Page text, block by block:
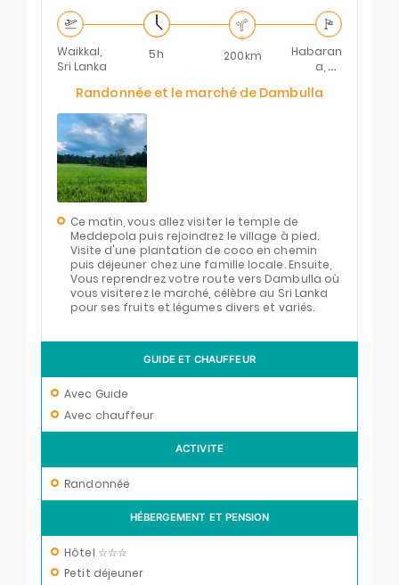
5h 200km
Waikkal,
Sri Lanka
Habaran
a, Sri
Randonnée et le marché de Dambulla
Ce matin, vous allez visiter le temple de
Meddepola puis rejoindrez le village à pied.
Visite d'une plantation de coco en chemin
puis déjeuner chez une famille locale. Ensuite,
Vous reprendrez votre route vers Dambulla où
vous visiterez le marché, célèbre au Sri Lanka
pour ses fruits et légumes divers et variés.
GUIDE ET CHAUFFEUR
Avec Guide
Avec chauffeur
ACTIVITE
Randonnée
HÉBERGEMENT ET PENSION
Hôtel ☆☆☆
Petit déjeuner